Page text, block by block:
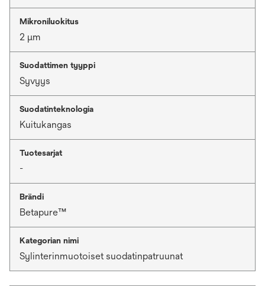
Mikroniluokitus
2 μm
Suodattimen tyyppi
Syvyys
Suodatinteknologia
Kuitukangas
Tuotesarjat
-
Brändi
Betapure™
Kategorian nimi
Sylinterinmuotoiset suodatinpatruunat